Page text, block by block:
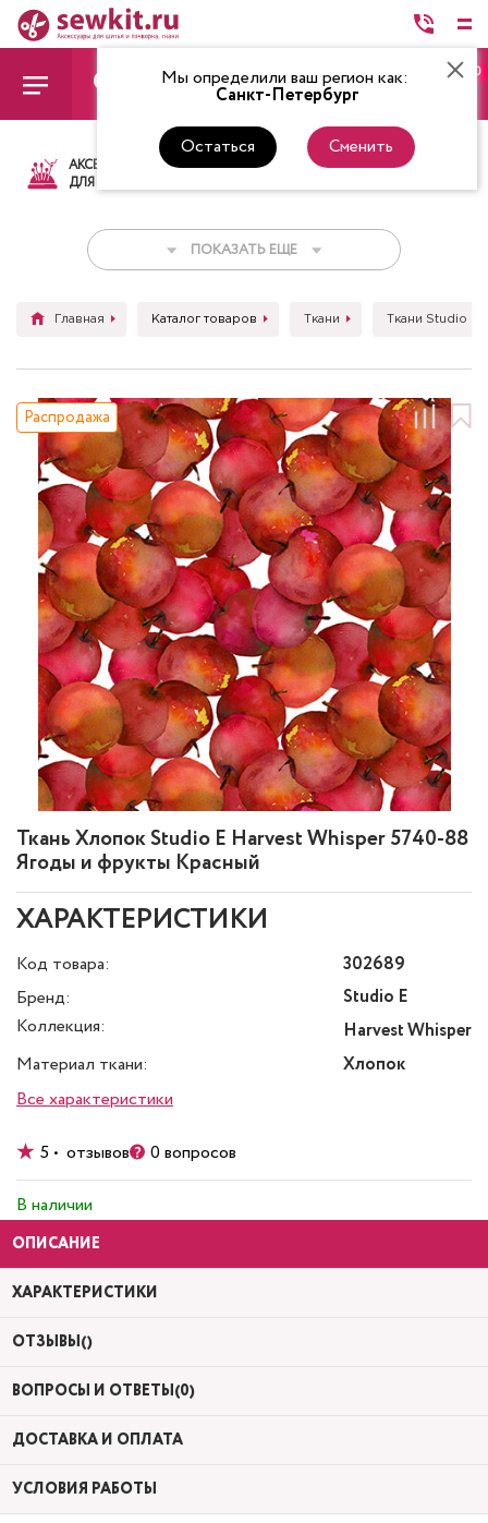
Мы определили ваш регион как:
Санкт-Петербург
Остаться Сменить
0
АКСЕССУАРЫ
ДЛЯ ШИТЬЯ
ТКАНИ НИТКИ
ПОКАЗАТЬ ЕЩЕ
Главная Каталог товаров Ткани Ткани Studio E
Ткань Хлопок Studio E Harvest Whisper 5740-88
Ягоды и фрукты Красный
Распродажа
ХАРАКТЕРИСТИКИ
Код товара:
302689
Бренд:
Studio E
Коллекция:
Harvest Whisper
Материал ткани:
Хлопок
Все характеристики
5 • отзывов 0 вопросов
В наличии
ОПИСАНИЕ
ХАРАКТЕРИСТИКИ
ОТЗЫВЫ()
ВОПРОСЫ И ОТВЕТЫ(0)
ДОСТАВКА И ОПЛАТА
УСЛОВИЯ РАБОТЫ